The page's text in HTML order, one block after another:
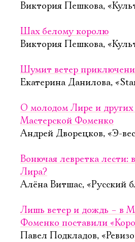
Виктория Пешкова,
Шах белому королю
Виктория Пешкова,
Шумит ветер
Екатерина Данилова,
О молодом Лире и других
Мастерской Фоменко
Андрей Дворецков, «Э-
Вонючая левретка лести:
Лира?
Алёна Витшас, «Русский
Лишь ветер и дождь – в
Фоменко поставили
Павел Подкладов,